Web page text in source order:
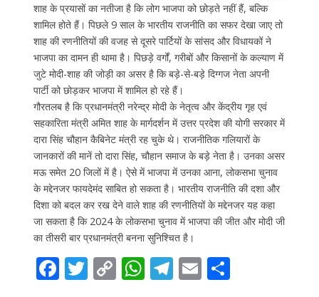
शाह के प्रयासों का नतीजा है कि लोग भाजपा को छोड़ते नहीं हैं, बल्कि
शामिल होते हैं। पिछले 9 साल के भारतीय राजनीति का सफर देखा जाए तो
शाह की रणनीतियों की वजह से दूसरे पार्टियों के सांसद और विधायकों ने
भाजपा का दामन ही थामा है। पिछड़े वर्गों, गरीबों और किसानों के कल्याण में
जुटे मोदी-शाह की जोड़ी का असर है कि बड़े-से-बड़े दिग्गज नेता अपनी
पार्टी को छोड़कर भाजपा में शामिल हो रहे हैं।
गौरतलब है कि प्रधानमंत्री नरेन्द्र मोदी के नेतृत्व और केंद्रीय गृह एवं
सहकारिता मंत्री अमित शाह के मार्गदर्शन में उत्तर प्रदेश की योगी सरकार में
दारा सिंह चौहान कैबिनेट मंत्री रह चुके थे। राजनीतिक गलियारों के
जानकारों की मानें तो दारा सिंह, चौहान समाज के बड़े नेता है। उनका असर
मऊ समेत 20 जिलों में है। ऐसे में भाजपा में उनका आना, लोकसभा चुनाव
के मद्देनजर फायदेमंद साबित हो सकता है। भारतीय राजनीति की दशा और
दिशा को बदल कर रख देने वाले शाह की रणनीतियों के मद्देनजर यह कहा
जा सकता है कि 2024 के लोकसभा चुनाव में भाजपा की जीत और मोदी जी
का तीसरी बार प्रधानमंत्री बनना सुनिश्चित है।
F T C W T E S